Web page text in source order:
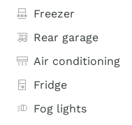
Freezer
Rear garage
Air conditioning
Fridge
Fog lights